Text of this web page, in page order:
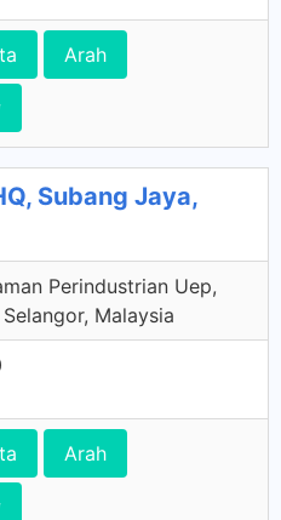
Arah
Subang Jaya,
Perindustrian Uep,
Malaysia
Arah